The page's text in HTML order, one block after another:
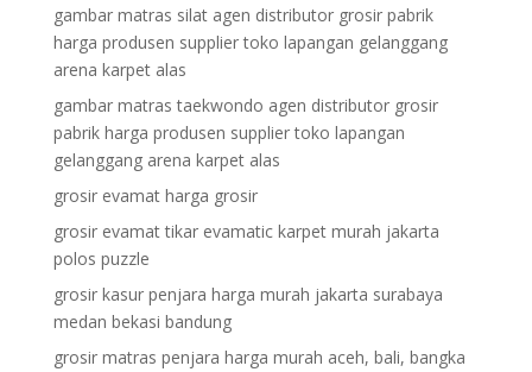
gambar matras silat agen distributor grosir pabrik
harga produsen supplier toko lapangan gelanggang
arena karpet alas
gambar matras taekwondo agen distributor grosir
pabrik harga produsen supplier toko lapangan
gelanggang arena karpet alas
grosir evamat harga grosir
grosir evamat tikar evamatic karpet murah jakarta
polos puzzle
grosir kasur penjara harga murah jakarta surabaya
medan bekasi bandung
grosir matras penjara harga murah aceh, bali, bangka